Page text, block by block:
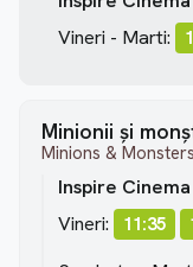
Vineri - Marti:
Minionii și
Minions & Monsters
Inspire Cinema
Vineri:
11:35